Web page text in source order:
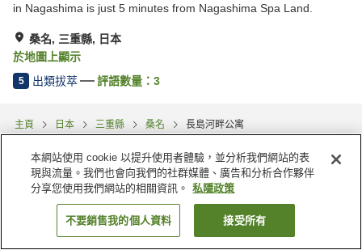
in Nagashima is just 5 minutes from Nagashima Spa Land.
桑名, 三重縣, 日本
於地圖上顯示
5 出類拔萃 評語數量： 3
主頁 日本 三重縣 桑名 長島河畔公寓
找客房
本網站使用 cookie 以提升使用者體驗，並分析我們網站的表
現與流量。我們也會向我們的社群媒體、廣告和分析合作夥伴
分享您使用我們網站的相關資訊。
私隱政策
不要銷售我的個人資料 接受所有